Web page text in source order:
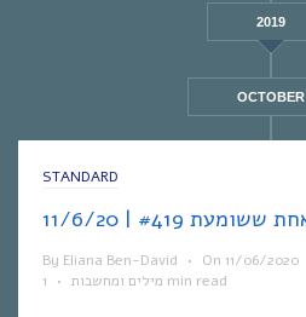
2019
OCTOBER
STANDARD
By Eliana Ben-David • On 11/06/2020
מילים ומחשבות • 1 min read